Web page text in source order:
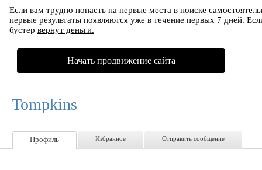
Если вам трудно попасть на первые места в поиске
первые результаты появляются уже в течение первых 7 дней.
бустер вернут деньги.
Начать продвижение сайта
Tompkins
Профиль Избранное Отправить сообщение